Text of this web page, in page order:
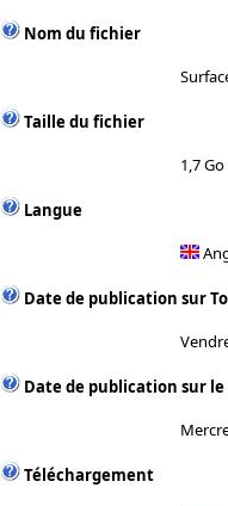
Nom du fichier
Taille du fichier
1,7 Go
Langue
Date de publication sur
Date de publication sur
Téléchargement